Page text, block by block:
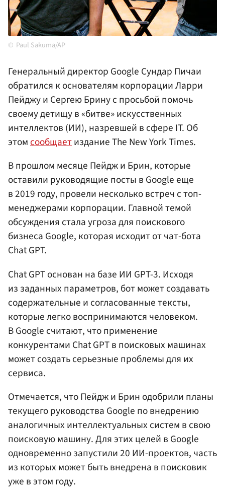
Paul Sakuma/AP
Генеральный директор Google Сундар Пичаи
обратился к основателям корпорации Ларри
Пейджу и Сергею Брину с просьбой помочь
своему детищу в «битве» искусственных
интеллектов (ИИ), назревшей в сфере IT. Об
этомсообщаетиздание The New York Times.
В прошлом месяце Пейдж и Брин, которые
оставили руководящие посты в Google еще
в 2019 году, провели несколько встреч с топ-
менеджерами корпорации. Главной темой
обсуждения стала угроза для поискового
бизнеса Google, которая исходит от чат-бота
Chat GPT.
Chat GPT основан на базе ИИ GPT-3. Исходя
из заданных параметров, бот может создавать
содержательные и согласованные тексты,
которые легко воспринимаются человеком.
В Google считают, что применение
конкурентами Chat GPT в поисковых машинах
может создать серьезные проблемы для их
сервиса.
Отмечается, что Пейдж и Брин одобрили планы
текущего руководства Google по внедрению
аналогичных интеллектуальных систем в свою
поисковую машину. Для этих целей в Google
одновременно запустили 20 ИИ-проектов, часть
из которых может быть внедрена в поисковик
уже в этом году.